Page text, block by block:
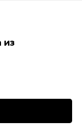
из